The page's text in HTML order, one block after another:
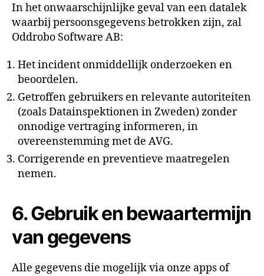
In het onwaarschijnlijke geval van een datalek
waarbij persoonsgegevens betrokken zijn, zal
Oddrobo Software AB:
Het incident onmiddellijk onderzoeken en
beoordelen.
Getroffen gebruikers en relevante autoriteiten
(zoals Datainspektionen in Zweden) zonder
onnodige vertraging informeren, in
overeenstemming met de AVG.
Corrigerende en preventieve maatregelen
nemen.
6. Gebruik en bewaartermijn
van gegevens
Alle gegevens die mogelijk via onze apps of